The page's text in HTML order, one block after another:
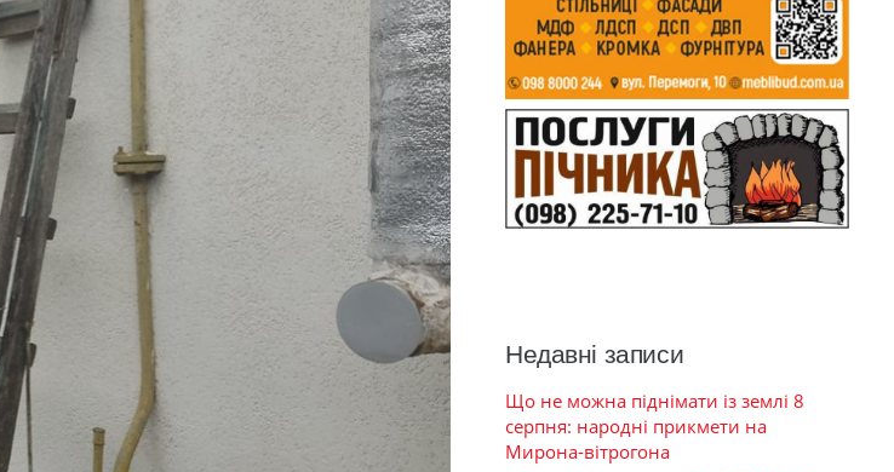
Недавні записи
Що не можна піднімати із землі 8
серпня: народні прикмети на
Мирона-вітрогона